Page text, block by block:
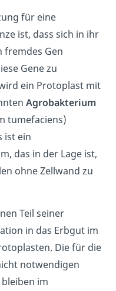
für eine
ist, dass sich in ihr
fremdes Gen
Gene zu
ein Protoplast mit
Agrobakterium
tumefaciens)
ist ein
das in der Lage ist,
ohne Zellwand zu
Teil seiner
in das Erbgut im
Die für die
notwendigen
im